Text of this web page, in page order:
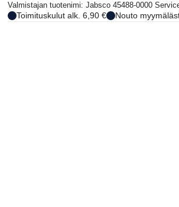
Valmistajan tuotenimi: Jabsco 45488-0000
Toimituskulut alk. 6,90 € Nouto